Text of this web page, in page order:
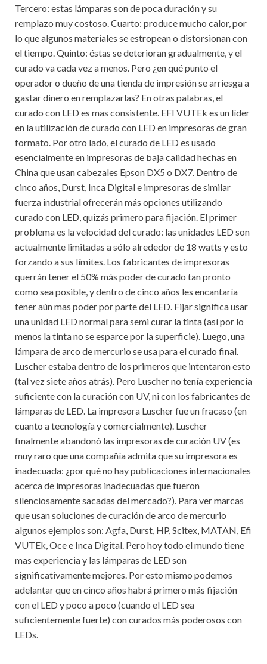
Tercero: estas lámparas son de poca duración y su
remplazo muy costoso. Cuarto: produce mucho calor, por
lo que algunos materiales se estropean o distorsionan con
el tiempo. Quinto: éstas se deterioran gradualmente, y el
curado va cada vez a menos. Pero ¿en qué punto el
operador o dueño de una tienda de impresión se arriesga a
gastar dinero en remplazarlas? En otras palabras, el
curado con LED es mas consistente. EFI VUTEk es un líder
en la utilización de curado con LED en impresoras de gran
formato. Por otro lado, el curado de LED es usado
esencialmente en impresoras de baja calidad hechas en
China que usan cabezales Epson DX5 o DX7. Dentro de
cinco años, Durst, Inca Digital e impresoras de similar
fuerza industrial ofrecerán más opciones utilizando
curado con LED, quizás primero para fijación. El primer
problema es la velocidad del curado: las unidades LED son
actualmente limitadas a sólo alrededor de 18 watts y esto
forzando a sus límites. Los fabricantes de impresoras
querrán tener el 50% más poder de curado tan pronto
como sea posible, y dentro de cinco años les encantaría
tener aún mas poder por parte del LED. Fijar significa usar
una unidad LED normal para semi curar la tinta (así por lo
menos la tinta no se esparce por la superficie). Luego, una
lámpara de arco de mercurio se usa para el curado final.
Luscher estaba dentro de los primeros que intentaron esto
(tal vez siete años atrás). Pero Luscher no tenía experiencia
suficiente con la curación con UV, ni con los fabricantes de
lámparas de LED. La impresora Luscher fue un fracaso (en
cuanto a tecnología y comercialmente). Luscher
finalmente abandonó las impresoras de curación UV (es
muy raro que una compañía admita que su impresora es
inadecuada: ¿por qué no hay publicaciones internacionales
acerca de impresoras inadecuadas que fueron
silenciosamente sacadas del mercado?). Para ver marcas
que usan soluciones de curación de arco de mercurio
algunos ejemplos son: Agfa, Durst, HP, Scitex, MATAN, Efi
VUTEk, Oce e Inca Digital. Pero hoy todo el mundo tiene
mas experiencia y las lámparas de LED son
significativamente mejores. Por esto mismo podemos
adelantar que en cinco años habrá primero más fijación
con el LED y poco a poco (cuando el LED sea
suficientemente fuerte) con curados más poderosos con
LEDs.